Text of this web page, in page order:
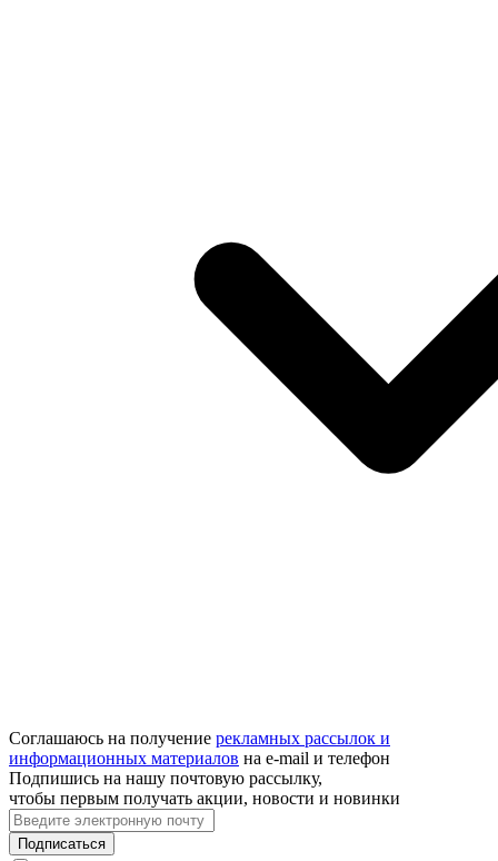
Соглашаюсь на получение рекламных рассылок и
информационных материалов на e‑mail и телефон
Подпишись на нашу почтовую рассылку,
чтобы первым получать акции, новости и новинки
Подписаться